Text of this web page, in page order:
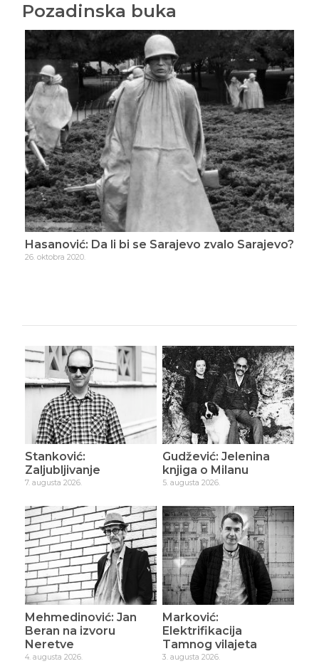
Pozadinska buka
zvalo Sarajevo? Hasanović: Svi proroci su lažni
Stanković:
Zaljubljivanje
7. augusta 2026.
Gudžević: Jelenina
knjiga o Milanu
5. augusta 2026.
Mehmedinović: Jan
Beran na izvoru
Neretve
4. augusta 2026.
Marković:
Elektrifikacija
Tamnog vilajeta
3. augusta 2026.